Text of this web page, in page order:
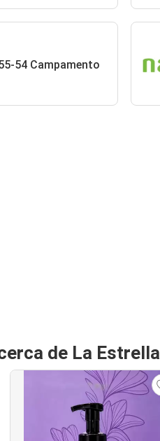
54 Campamento
de La Estrella